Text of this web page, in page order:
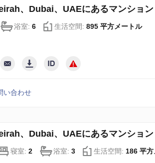
、Dubai、UAEにあるマンショ
浴室: 6 生活空間: 895 平方メートル
い合わせ
、Dubai、UAEにあるマンショ
寝室: 2 浴室: 3 生活空間: 186 平